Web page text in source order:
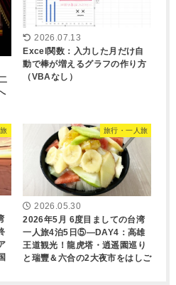
2026.07.13
Excel関数：入力した月だけ自
動で棒が増えるグラフの作り方
（VBAなし）
旅行・一人旅
2026.05.30
2026年5月 6度目ましての台湾
一人旅4泊5日⑤―DAY4：高雄
王道観光！龍虎塔・逍遥園巡り
と瑞豐＆六合の2大夜市をはしご